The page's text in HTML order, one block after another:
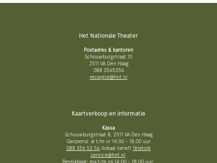
Het Nationale Theater
Postadres & kantoren
Schouwburgstraat 10
2511 VA Den Haag
088 3565356
receptie@hnt.nl
Kaartverkoop en informatie
Kassa
Schouwburgstraat 8, 2511 VA Den Haag
Geopend: di t/m vr 14:00 - 18:00 uur
088 356 53 56 (lokaal tarief) Teletolk
service@hnt.nl
Bereikbaar: ma t/m za 14:00 - 18:00 uur